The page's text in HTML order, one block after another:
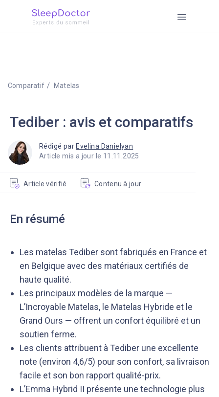
Comparatif Matelas
Tediber : avis et comparatifs
Rédigé par Evelina Danielyan
Article vérifié Contenu à jour
Article mis a jour le 11.11.2025
En résumé
Les matelas Tediber sont fabriqués en France et
en Belgique avec des matériaux certifiés de
haute qualité.
Les principaux modèles de la marque —
L’Incroyable Matelas, le Matelas Hybride et le
Grand Ours — offrent un confort équilibré et un
soutien ferme.
Les clients attribuent à Tediber une excellente
note (environ 4,6/5) pour son confort, sa livraison
facile et son bon rapport qualité-prix.
L’Emma Hybrid II présente une technologie plus